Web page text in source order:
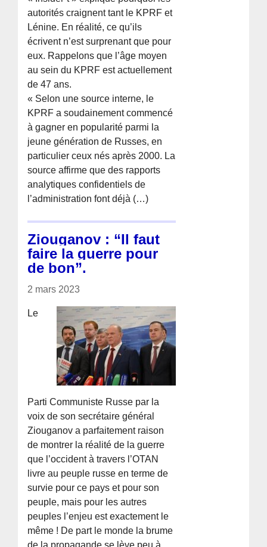
autorités craignent tant le KPRF et
Lénine. En réalité, ce qu’ils
écrivent n’est surprenant que pour
eux. Rappelons que l’âge moyen
au sein du KPRF est actuellement
de 47 ans.
« Selon une source interne, le
KPRF a soudainement commencé
à gagner en popularité parmi la
jeune génération de Russes, en
particulier ceux nés après 2000. La
source affirme que des rapports
analytiques confidentiels de
l’administration font déjà (…)
Ziouganov : “Il faut
faire la guerre pour
de bon”.
2 mars 2023
Le
Parti Communiste Russe par la
voix de son secrétaire général
Ziouganov a parfaitement raison
de montrer la réalité de la guerre
que l’occident à travers l’OTAN
livre au peuple russe en terme de
survie pour ce pays et pour son
peuple, mais pour les autres
peuples l’enjeu est exactement le
même ! De part le monde la brume
de la propagande se lève peu à